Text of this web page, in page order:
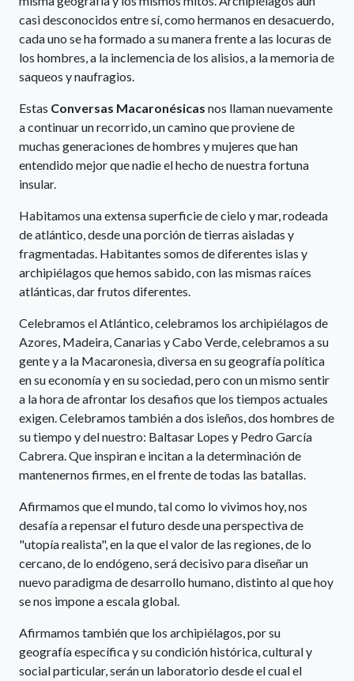
casi desconocidos entre sí, como hermanos en desacuerdo,
cada uno se ha formado a su manera frente a las locuras de
los hombres, a la inclemencia de los alisios, a la memoria de
saqueos y naufragios.
Estas Conversas Macaronésicas nos llaman nuevamente
a continuar un recorrido, un camino que proviene de
muchas generaciones de hombres y mujeres que han
entendido mejor que nadie el hecho de nuestra fortuna
insular.
Habitamos una extensa superficie de cielo y mar, rodeada
de atlántico, desde una porción de tierras aisladas y
fragmentadas. Habitantes somos de diferentes islas y
archipiélagos que hemos sabido, con las mismas raíces
atlánticas, dar frutos diferentes.
Celebramos el Atlántico, celebramos los archipiélagos de
Azores, Madeira, Canarias y Cabo Verde, celebramos a su
gente y a la Macaronesia, diversa en su geografía política
en su economía y en su sociedad, pero con un mismo sentir
a la hora de afrontar los desafios que los tiempos actuales
exigen. Celebramos también a dos isleños, dos hombres de
su tiempo y del nuestro: Baltasar Lopes y Pedro García
Cabrera. Que inspiran e incitan a la determinación de
mantenernos firmes, en el frente de todas las batallas.
Afirmamos que el mundo, tal como lo vivimos hoy, nos
desafía a repensar el futuro desde una perspectiva de
"utopía realista", en la que el valor de las regiones, de lo
cercano, de lo endógeno, será decisivo para diseñar un
nuevo paradigma de desarrollo humano, distinto al que hoy
se nos impone a escala global.
Afirmamos también que los archipiélagos, por su
geografía específica y su condición histórica, cultural y
social particular, serán un laboratorio desde el cual el